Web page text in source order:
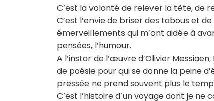
C’est la volonté de relever la tête, de
C’est l’envie de briser des tabous et
émerveillements qui m’ont aidée à
pensées, l’humour.
A l’instar de l’œuvre d’Olivier Messiaen,
de poésie pour qui se donne la peine
pressée ne prend souvent plus le
C’est l’histoire d’un voyage dont je